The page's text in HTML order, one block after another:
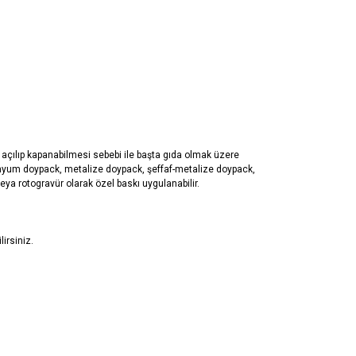
kapanabilmesi sebebi ile başta gıda olmak üzere
doypack, metalize doypack, şeffaf-metalize doypack,
rotogravür olarak özel baskı uygulanabilir.